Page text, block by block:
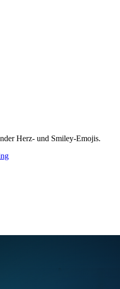
Herz- und Smiley-Emojis.